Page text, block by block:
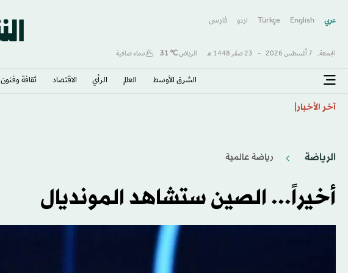
عربي English
Türkçe اردو فارسى
الجمعة, 7 أغسطس 2026 - 23 صفَر 1448 هـ الرياض℃
31 سماء صافية
الشرق الأوسط​ العالم الرأي الاقتصاد ثقافة وفنون
آخر الأخبار
الرياضة رياضة عالمية
أخيراً... الصين ستشاهد المونديال